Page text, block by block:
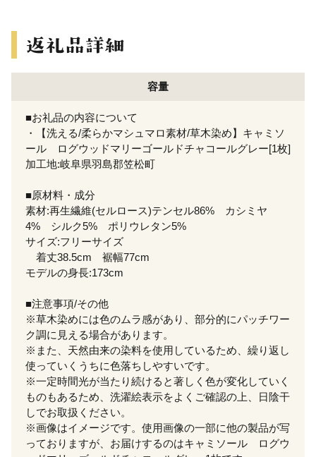
容量
■お礼品の内容について
・【洗える/柔らかマシュマロ素材/草木染め】キャミソ
ール ログウッドマリーゴールドチャコールグレー[1枚]
加工地:岐阜県羽島郡笠松町
■原材料・成分
素材:再生繊維(セルロース)テンセル86% カシミヤ
4% シルク5% ポリウレタン5%
サイズ:フリーサイズ
着丈38.5cm 裾幅77cm
モデルの身長:173cm
■注意事項/その他
※草木染めには色のムラ感があり、部分的にパッチワー
ク調に見える場合があります。
※また、天然由来の染料を使用しているため、繰り返し
使っていくうちに色落ちしやすいです。
※一定時間光が当たり続けると著しく色が変化していく
ものもあるため、洗濯絵表示をよくご確認の上、日陰干
しでお取扱ください。
※画像はイメージです。使用画像の一部に他の製品が写
っておりますが、お届けするのはキャミソール ログウ